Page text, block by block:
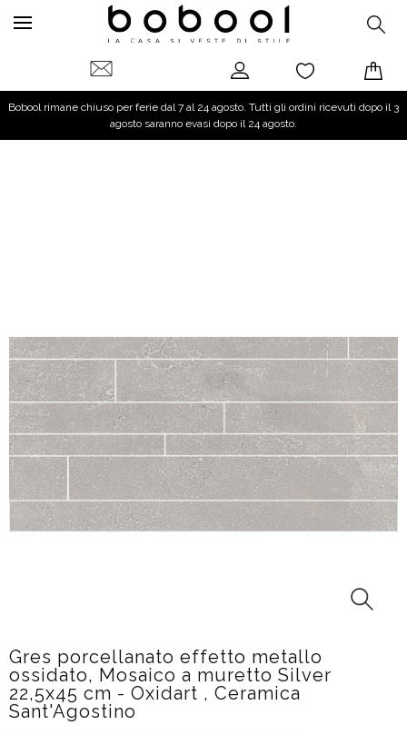
Bobool rimane chiuso per ferie dal 7 al 24 agosto. Tutti gli ordini ricevuti dopo il 3
agosto saranno evasi dopo il 24 agosto.
Gres porcellanato effetto metallo
ossidato, Mosaico a muretto Silver
22,5x45 cm - Oxidart , Ceramica
Sant'Agostino